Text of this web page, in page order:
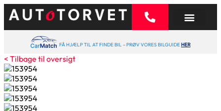
FÅ HJÆLP TIL AT FINDE BIL – PRØV VORES BILGUIDEHER
< Tilbage til oversigt